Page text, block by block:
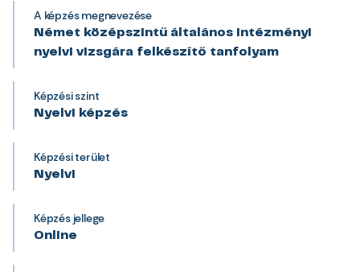
A képzés megnevezése
Német középszintű általános intézményi
nyelvi vizsgára felkészítő tanfolyam
Képzési szint
Nyelvi képzés
Képzési terület
Nyelvi
Képzés jellege
Online